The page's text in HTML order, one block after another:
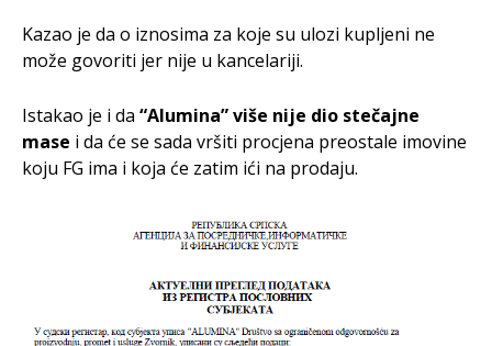
Kazao je da o iznosima za koje su ulozi kupljeni ne
može govoriti jer nije u kancelariji.
Istakao je i da “Alumina” više nije dio stečajne
mase i da će se sada vršiti procjena preostale imovine
koju FG ima i koja će zatim ići na prodaju.